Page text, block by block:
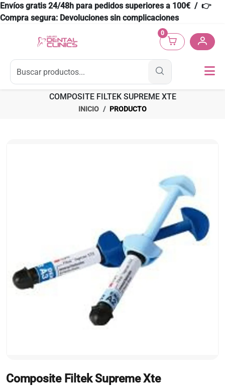
Envíos gratis 24/48h para pedidos superiores a 100€ / 👉
Compra segura: Devoluciones sin complicaciones
0
COMPOSITE FILTEK SUPREME XTE
INICIO PRODUCTO
Composite Filtek Supreme Xte